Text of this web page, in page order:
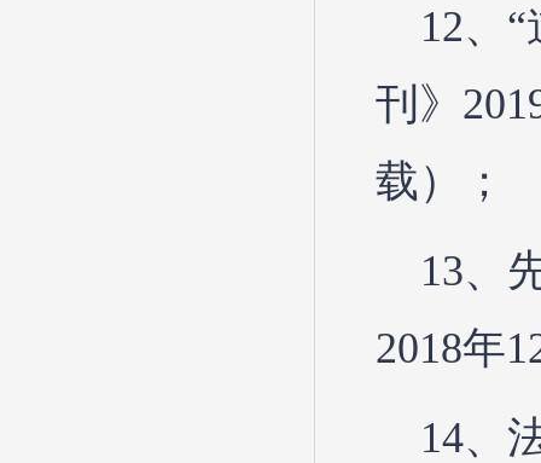
12、
刊》
载）；
13、
2018年
14、